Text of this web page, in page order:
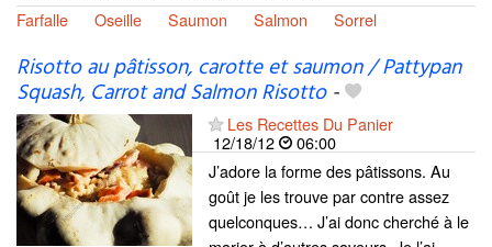
Farfalle
Oseille Saumon Salmon Sorrel
Risotto au pâtisson, carotte et saumon / Pattypan
Squash, Carrot and Salmon Risotto-
Les Recettes Du Panier
12/18/12
06:00
J’adore la forme des pâtissons. Au
goût je les trouve par contre assez
quelconques… J’ai donc cherché à le